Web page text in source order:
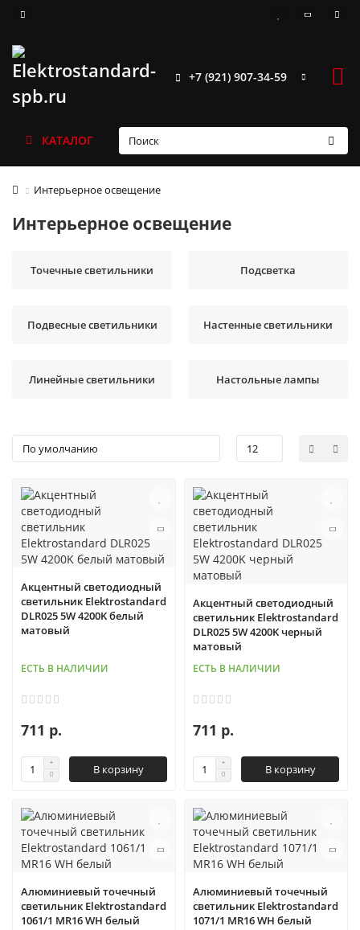
+7 (921) 907-34-59
КАТАЛОГ
Интерьерное освещение
Интерьерное освещение
Точечные светильники Подсветка
Подвесные светильники Настенные светильники
Линейные светильники Настольные лампы
Акцентный светодиодный
светильник Elektrostandard
DLR025 5W 4200K белый
матовый
ЕСТЬ В НАЛИЧИИ
711 р.
В корзину
Акцентный светодиодный
светильник Elektrostandard
DLR025 5W 4200K черный
матовый
ЕСТЬ В НАЛИЧИИ
711 р.
В корзину
Алюминиевый точечный
светильник Elektrostandard
1061/1 MR16 WH белый
Алюминиевый точечный
светильник Elektrostandard
1071/1 MR16 WH белый